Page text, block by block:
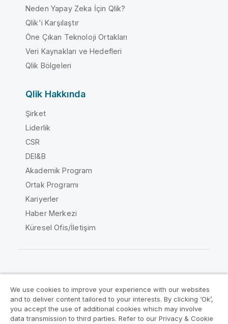
Neden Yapay Zeka İçin Qlik?
Qlik'i Karşılaştır
Öne Çıkan Teknoloji Ortakları
Veri Kaynakları ve Hedefleri
Qlik Bölgeleri
Qlik Hakkında
Şirket
Liderlik
CSR
DEI&B
Akademik Program
Ortak Programı
Kariyerler
Haber Merkezi
Küresel Ofis/İletişim
Yasal sözleşmeler
Ürün Koşulları
Legal Policies
Legal Policies
We use cookies to improve your experience with our websites
and to deliver content tailored to your interests. By clicking ‘Ok’,
you accept the use of additional cookies which may involve
data transmission to third parties. Refer to our Privacy & Cookie